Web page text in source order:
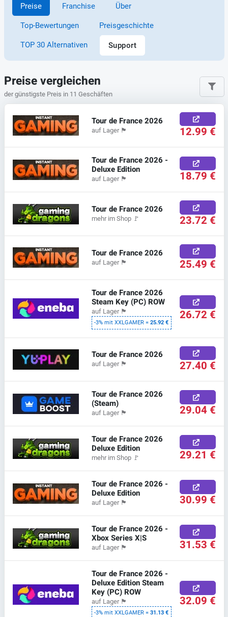
Preise Franchise Über
Top-Bewertungen Preisgeschichte
TOP 30 Alternativen Support
Preise vergleichen
der günstigste Preis in 11 Geschäften
Tour de France 2026
auf Lager 🏴 12.99 €
Tour de France 2026 -
Deluxe Edition
auf Lager 🏴 18.79 €
Tour de France 2026
mehr im Shop 🚩 23.72 €
Tour de France 2026
auf Lager 🏴 25.49 €
Tour de France 2026
Steam Key (PC) ROW
auf Lager 🏴
-3% mit XXLGAMER =25.92 € 26.72 €
Tour de France 2026
auf Lager 🏴 27.40 €
Tour de France 2026
(Steam)
auf Lager 🏴 29.04 €
Tour de France 2026
Deluxe Edition
mehr im Shop 🚩 29.21 €
Tour de France 2026 -
Deluxe Edition
auf Lager 🏴 30.99 €
Tour de France 2026 -
Xbox Series X|S
auf Lager 🏴 31.53 €
Tour de France 2026 -
Deluxe Edition Steam
Key (PC) ROW
auf Lager 🏴
-3% mit XXLGAMER =31.13 €
32.09 €